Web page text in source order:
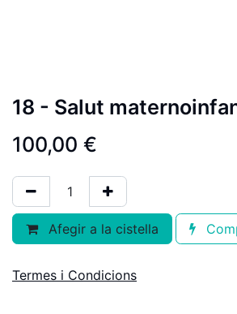
18 - Salut
100,00 €
Afegir a la cistella
Termes i Condicions